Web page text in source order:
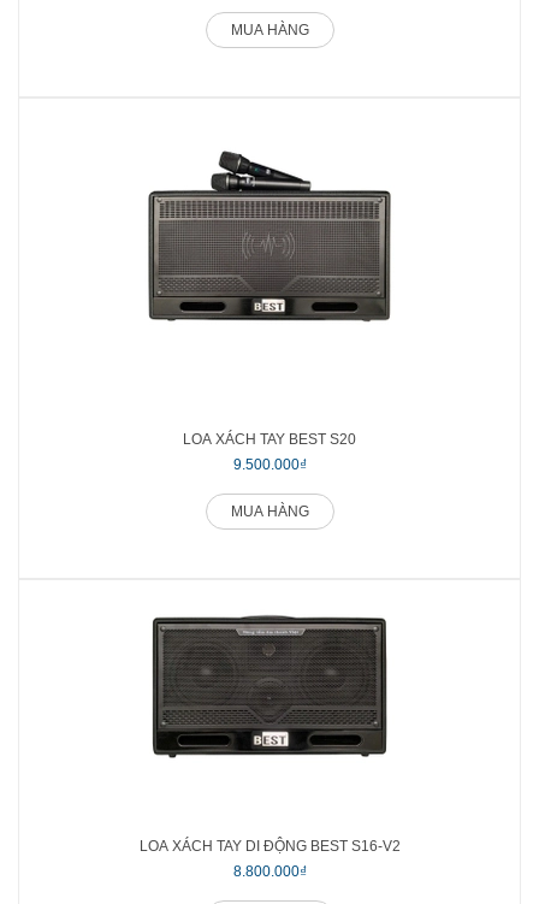
MUA HÀNG
LOA XÁCH TAY BEST S20
9.500.000₫
MUA HÀNG
LOA XÁCH TAY DI ĐỘNG BEST S16-V2
8.800.000₫